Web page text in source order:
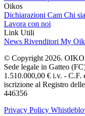
Oikos
Dichiarazioni Cam Chi
Lavora con noi
Link Utili
News Rivenditori My
© Copyright 2026.
Sede legale in Gatteo
1.510.000,00 € i.v. - C.F.
iscrizione al Registro
446356
Privacy Policy